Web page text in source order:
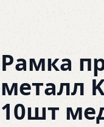
Рамка
металл
10шт